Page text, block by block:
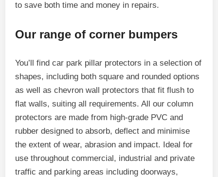
to save both time and money in repairs.
Our range of corner bumpers
You’ll find car park pillar protectors in a selection of
shapes, including both square and rounded options
as well as chevron wall protectors that fit flush to
flat walls, suiting all requirements. All our column
protectors are made from high-grade PVC and
rubber designed to absorb, deflect and minimise
the extent of wear, abrasion and impact. Ideal for
use throughout commercial, industrial and private
traffic and parking areas including doorways,